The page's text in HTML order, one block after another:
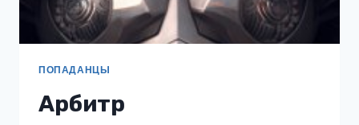
ПОПАДАНЦЫ
Арбитр